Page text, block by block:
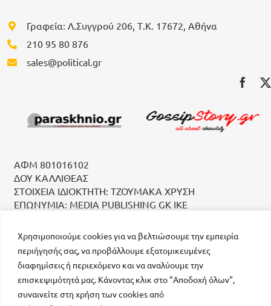
Χρησιμοποιούμε cookies για να βελτιώσουμε την εμπειρία
περιήγησής σας, να προβάλλουμε εξατομικευμένες
διαφημίσεις ή περιεχόμενο και να αναλύουμε την
επισκεψιμότητά μας. Κάνοντας κλικ στο "Αποδοχή όλων",
συναινείτε στη χρήση των cookies από
Γραφεία: Λ.Συγγρού 206, Τ.Κ. 17672, Αθήνα
210 95 80 876
sales@political.gr
ΑΦΜ 801016102
ΔΟΥ ΚΑΛΛΙΘΕΑΣ
ΣΤΟΙΧΕΙΑ ΙΔΙΟΚΤΗΤΗ: ΤΖΟΥΜΑΚΑ ΧΡΥΣΗ
ΕΠΩΝΥΜΙΑ: MEDIA PUBLISHING GK IKE